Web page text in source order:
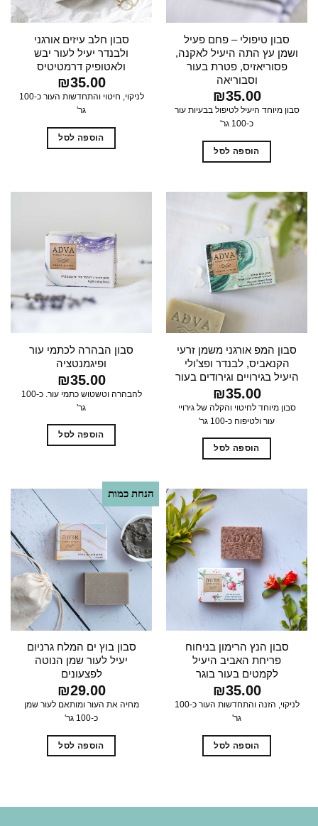
סבון טיפולי – פחם פעיל
ושמן עץ התה היעיל לאקנה,
פסוריאזיס, פטרת בעור
וסבוריאה
₪35.00
סבון מיוחד היעיל לטיפול בבעיות עור
כ-100 גר'
הוספה לסל
סבון חלב עיזים אורגני
ולבנדר יעיל לעור יבש
ולאטופיק דרמטיטיס
₪35.00
לניקוי, חיטוי והתחדשות העור כ-100
גר'
הוספה לסל
סבון המפ אורגני משמן זרעי
הקנאביס, לבנדר ופצ’ולי
היעיל בגירויים וגירודים בעור
₪35.00
סבון מיוחד לחיטוי והקלה של גירויי
עור ולטיפוח כ-100 גר'
הוספה לסל
סבון הבהרה לכתמי עור
ופיגמנטציה
₪35.00
להבהרה וטשטוש כתמי עור. כ-100
גר'
הוספה לסל
סבון הנץ הרימון בניחוח
פריחת האביב היעיל
לקמטים בעור בוגר
₪35.00
לניקוי, הזנה והתחדשות העור כ-100
גר'
הוספה לסל
הנחת כמות
סבון בוץ ים המלח גרניום
יעיל לעור שמן הנוטה
לפצעונים
₪29.00
מחיה את העור ומותאם לעור שמן
כ-100 גר'
הוספה לסל